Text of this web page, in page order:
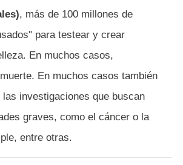
, más de 100 millones de
para testear y crear
En muchos casos,
En muchos casos también
investigaciones que buscan
graves, como el cáncer o la
entre otras.